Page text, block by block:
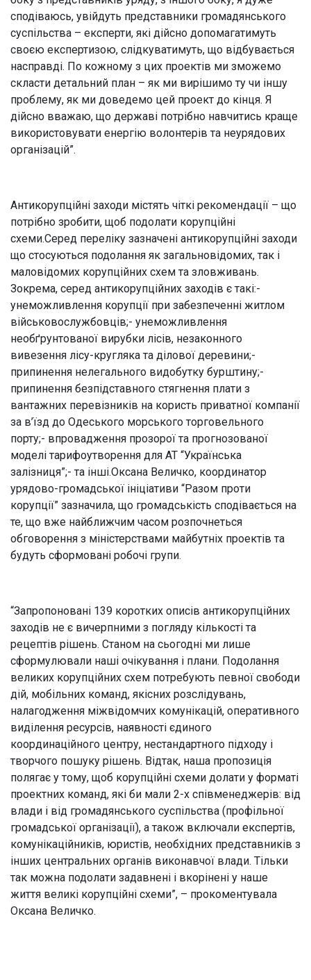
сподіваюсь, увійдуть представники громадянського
суспільства – експерти, які дійсно допомагатимуть
своєю експертизою, слідкуватимуть, що відбувається
насправді. По кожному з цих проектів ми зможемо
скласти детальний план – як ми вирішимо ту чи іншу
проблему, як ми доведемо цей проект до кінця. Я
дійсно вважаю, що державі потрібно навчитись краще
використовувати енергію волонтерів та неурядових
організацій”.
Антикорупційні заходи містять чіткі рекомендації – що
потрібно зробити, щоб подолати корупційні
схеми.Серед переліку зазначені антикорупційні заходи
що стосуються подолання як загальновідомих, так і
маловідомих корупційних схем та зловживань.
Зокрема, серед антикорупційних заходів є такі:-
унеможливлення корупції при забезпеченні житлом
військовослужбовців;- унеможливлення
необґрунтованої вирубки лісів, незаконного
вивезення лісу-кругляка та ділової деревини;-
припинення нелегального видобутку бурштину;-
припинення безпідставного стягнення плати з
вантажних перевізників на користь приватної компанії
за в’їзд до Одеського морського торговельного
порту;- впровадження прозорої та прогнозованої
моделі тарифоутворення для АТ “Українська
залізниця”;- та інші.Оксана Величко, координатор
урядово-громадської ініціативи “Разом проти
корупції” зазначила, що громадськість сподівається на
те, що вже найближчим часом розпочнеться
обговорення з міністерствами майбутніх проектів та
будуть сформовані робочі групи.
“Запропоновані 139 коротких описів антикорупційних
заходів не є вичерпними з погляду кількості та
рецептів рішень. Станом на сьогодні ми лише
сформулювали наші очікування і плани. Подолання
великих корупційних схем потребують певної свободи
дій, мобільних команд, якісних розслідувань,
налагодження міжвідомчих комунікацій, оперативного
виділення ресурсів, наявності єдиного
координаційного центру, нестандартного підходу і
творчого пошуку рішень. Відтак, наша пропозиція
полягає у тому, щоб корупційні схеми долати у форматі
проектних команд, які би мали 2-х співменеджерів: від
влади і від громадянського суспільства (профільної
громадської організації), а також включали експертів,
комунікаційників, юристів, необхідних представників з
інших центральних органів виконавчої влади. Тільки
так можна подолати задавнені і вкорінені у наше
життя великі корупційні схеми”, – прокоментувала
Оксана Величко.